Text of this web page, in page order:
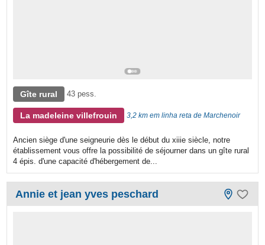
Gîte rural 43 pess.
La madeleine villefrouin 3,2 km em linha reta de Marchenoir
Ancien siège d'une seigneurie dès le début du xiiie siècle, notre
établissement vous offre la possibilité de séjourner dans un gîte rural
4 épis. d'une capacité d'hébergement de...
Annie et jean yves peschard